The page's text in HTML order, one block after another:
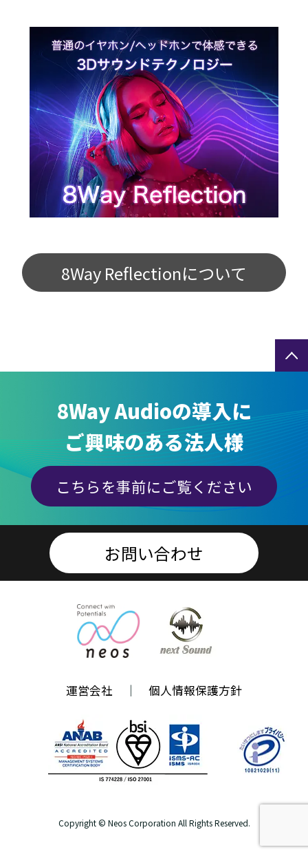
8Way Reflectionについて
8Way Audioの導入に
ご興味のある法人様
こちらを事前にご覧ください
お問い合わせ
運営会社 個人情報保護方針
Copyright © Neos Corporation All Rights Reserved.